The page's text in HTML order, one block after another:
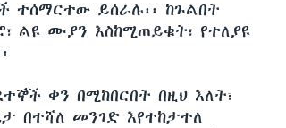
ተሰማርተው ይሰራሉ፡፡ ከጉልበት
ልዩ ሙያን እስከሚጠይቁት፣ የተለያዩ
ቀን በሚከበርበት በዚህ እለት፣
በተሻለ መንገድ እየተከታተለ